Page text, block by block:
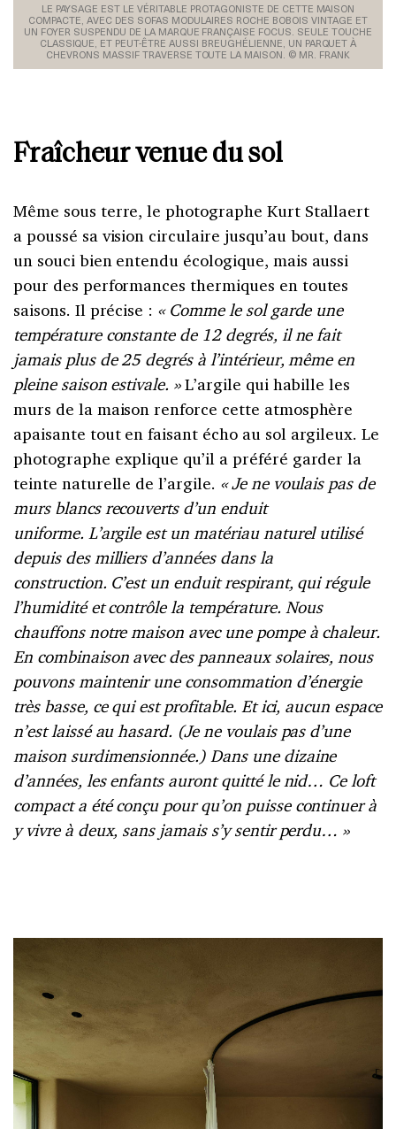
LE PAYSAGE EST LE VÉRITABLE PROTAGONISTE DE CETTE MAISON
COMPACTE, AVEC DES SOFAS MODULAIRES ROCHE BOBOIS VINTAGE ET
UN FOYER SUSPENDU DE LA MARQUE FRANÇAISE FOCUS. SEULE TOUCHE
CLASSIQUE, ET PEUT-ÊTRE AUSSI BREUGHÉLIENNE, UN PARQUET À
CHEVRONS MASSIF TRAVERSE TOUTE LA MAISON. © MR. FRANK
Fraîcheur venue du sol
Même sous terre, le photographe Kurt Stallaert
a poussé sa vision circulaire jusqu’au bout, dans
un souci bien entendu écologique, mais aussi
pour des performances thermiques en toutes
saisons. Il précise : « Comme le sol garde une
température constante de 12 degrés, il ne fait
jamais plus de 25 degrés à l’intérieur, même en
pleine saison estivale. »L’argile qui habille les
murs de la maison renforce cette atmosphère
apaisante tout en faisant écho au sol argileux. Le
photographe explique qu’il a préféré garder la
teinte naturelle de l’argile. « Je ne voulais pas de
murs blancs recouverts d’un enduit
uniforme. L’argile est un matériau naturel utilisé
depuis des milliers d’années dans la
construction. C’est un enduit respirant, qui régule
l’humidité et contrôle la température. Nous
chauffons notre maison avec une pompe à chaleur.
En combinaison avec des panneaux solaires, nous
pouvons maintenir une consommation d’énergie
très basse, ce qui est profitable. Et ici, aucun espace
n’est laissé au hasard. (Je ne voulais pas d’une
maison surdimensionnée.) Dans une dizaine
d’années, les enfants auront quitté le nid… Ce loft
compact a été conçu pour qu’on puisse continuer à
y vivre à deux, sans jamais s’y sentir perdu… »